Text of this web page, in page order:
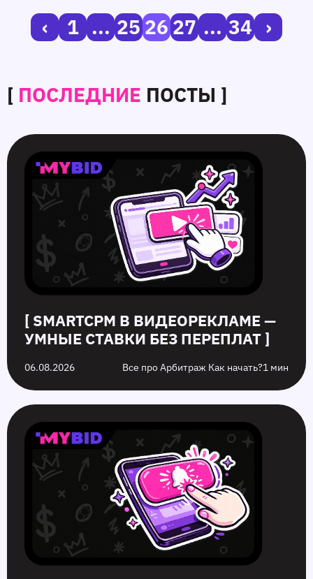
‹ 1 ... 25 26 27 ... 34 ›
[ ПОСЛЕДНИЕ ПОСТЫ ]
SmartCPM
в
видеорекламе
умные
ставки
CTR
в
push-
рекламе:
повысить
кликабельность
Белые
и
серые
офферы:
разница
рекламы
10
ошибок
push‑рекламы
2026
которых
избежать
[ SMARTCPM В ВИДЕОРЕКЛАМЕ —
УМНЫЕ СТАВКИ БЕЗ ПЕРЕПЛАТ ]
06.08.2026 Все про Арбитраж Как начать?1 мин